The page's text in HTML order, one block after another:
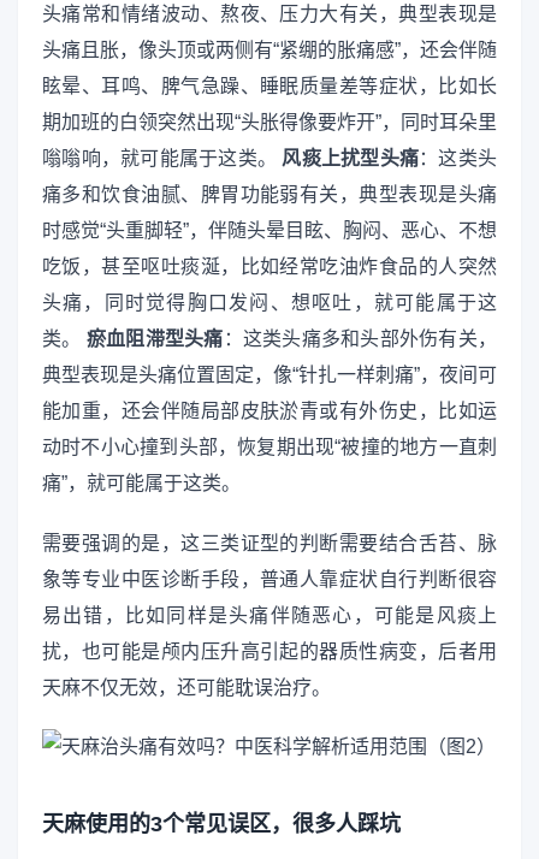
头痛常和情绪波动、熬夜、压力大有关，典型表现是
头痛且胀，像头顶或两侧有“紧绷的胀痛感”，还会伴随
眩晕、耳鸣、脾气急躁、睡眠质量差等症状，比如长
期加班的白领突然出现“头胀得像要炸开”，同时耳朵里
嗡嗡响，就可能属于这类。 风痰上扰型头痛：这类头
痛多和饮食油腻、脾胃功能弱有关，典型表现是头痛
时感觉“头重脚轻”，伴随头晕目眩、胸闷、恶心、不想
吃饭，甚至呕吐痰涎，比如经常吃油炸食品的人突然
头痛，同时觉得胸口发闷、想呕吐，就可能属于这
类。 瘀血阻滞型头痛 ：这类头痛多和头部外伤有关，
典型表现是头痛位置固定，像“针扎一样刺痛”，夜间可
能加重，还会伴随局部皮肤淤青或有外伤史，比如运
动时不小心撞到头部，恢复期出现“被撞的地方一直刺
痛”，就可能属于这类。
需要强调的是，这三类证型的判断需要结合舌苔、脉
象等专业中医诊断手段，普通人靠症状自行判断很容
易出错，比如同样是头痛伴随恶心，可能是风痰上
扰，也可能是颅内压升高引起的器质性病变，后者用
天麻不仅无效，还可能耽误治疗。
天麻使用的3个常见误区，很多人踩坑